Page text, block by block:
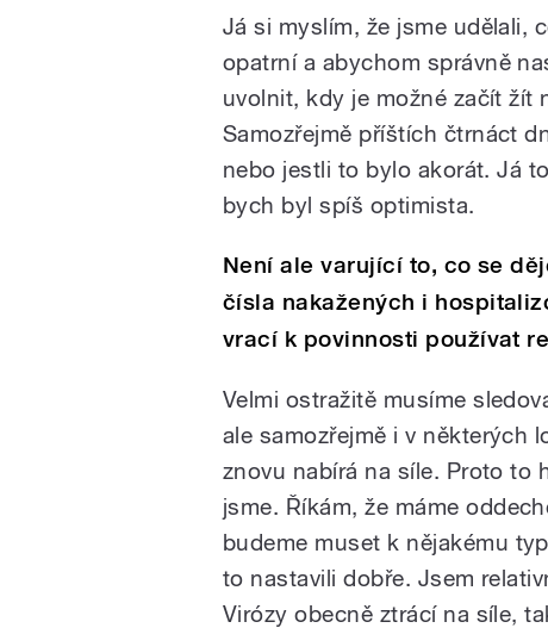
Já si myslím, že jsme udělali,
opatrní a abychom správně
uvolnit, kdy je možné začít žít
Samozřejmě příštích čtrnáct
nebo jestli to bylo akorát. Já
bych byl spíš optimista.
Není ale varující to, co se
čísla nakažených i
vrací k povinnosti používat
Velmi ostražitě musíme
ale samozřejmě i v některých
znovu nabírá na síle. Proto to
jsme. Říkám, že máme
budeme muset k nějakému
to nastavili dobře. Jsem
Virózy obecně ztrácí na síle,